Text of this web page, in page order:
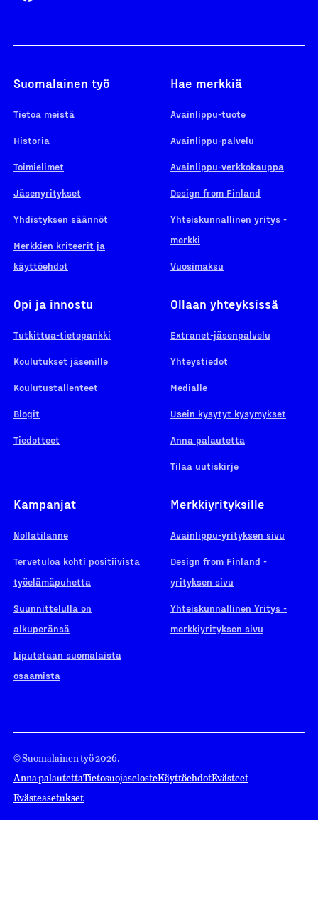
Suomalainen työ
Tietoa meistä
Historia
Toimielimet
Jäsenyritykset
Yhdistyksen säännöt
Merkkien kriteerit ja
käyttöehdot
Hae merkkiä
Avainlippu-tuote
Avainlippu-palvelu
Avainlippu-verkkokauppa
Design from Finland
Yhteiskunnallinen yritys -
merkki
Vuosimaksu
Opi ja innostu
Tutkittua-tietopankki
Koulutukset jäsenille
Koulutustallenteet
Blogit
Tiedotteet
Ollaan yhteyksissä
Extranet-jäsenpalvelu
Yhteystiedot
Medialle
Usein kysytyt kysymykset
Anna palautetta
Tilaa uutiskirje
Kampanjat
Nollatilanne
Tervetuloa kohti positiivista
työelämäpuhetta
Suunnittelulla on
alkuperänsä
Liputetaan suomalaista
osaamista
Merkkiyrityksille
Avainlippu-yrityksen sivu
Design from Finland -
yrityksen sivu
Yhteiskunnallinen Yritys -
merkkiyrityksen sivu
© Suomalainen työ 2026.
Anna palautettaTietosuojaselosteKäyttöehdotEvästeet
Evästeasetukset